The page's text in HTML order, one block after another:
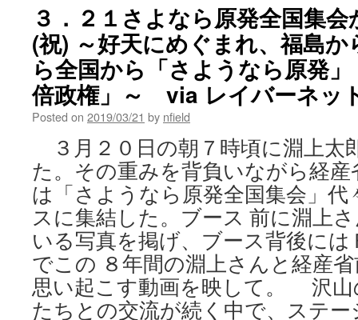
３．２１さよなら原発全国集
(祝) ～好天にめぐまれ、福島
ら全国から「さようなら原発
倍政権」～ via レイバーネッ
Posted on 2019/03/21 by nfield
３月２０日の朝７時頃に淵上太
た。その重みを背負いながら経
は「さようなら原発全国集会」代
スに集結した。ブース 前に淵上
いる写真を掲げ、ブース背後に
でこの ８年間の淵上さんと経産
思い起こす動画を映して。 沢山
たちとの交流が続く中で、ステ